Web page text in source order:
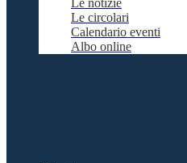
Le notizie
Le circolari
Calendario eventi
Albo online